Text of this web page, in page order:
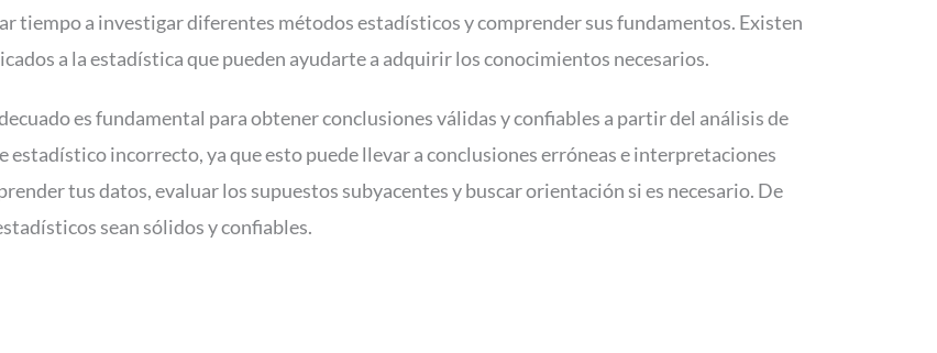
tiempo a investigar diferentes métodos estadísticos y comprender sus fundamentos. Existen
a la estadística que pueden ayudarte a adquirir los conocimientos necesarios.
es fundamental para obtener conclusiones válidas y confiables a partir del análisis de
incorrecto, ya que esto puede llevar a conclusiones erróneas e interpretaciones
tus datos, evaluar los supuestos subyacentes y buscar orientación si es necesario. De
sean sólidos y confiables.